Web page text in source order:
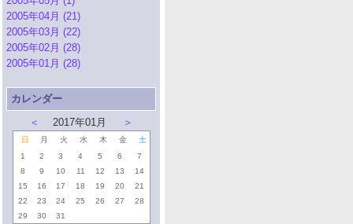
2005年04月 (21)
2005年03月 (22)
2005年02月 (28)
2005年01月 (28)
カレンダー
＜
2017年01月 ＞
日 月 火 水 木 金
土
1
2 3 4 5 6
7
8
9 10 11 12 13
14
15
16 17 18 19 20
21
22
23 24 25 26 27
28
29
30 31